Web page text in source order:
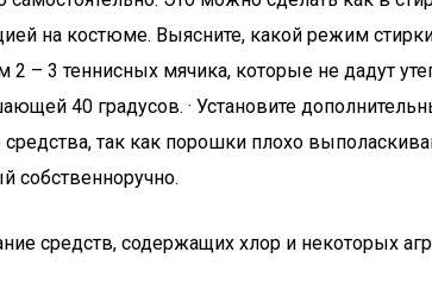
на костюме. Выясните, какой режим
– 3 теннисных мячика, которые не дадут
40 градусов. · Установите
так как порошки плохо
собственноручно.
средств, содержащих хлор и некоторых